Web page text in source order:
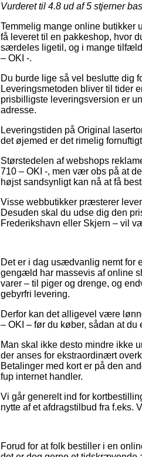
Vurderet til 4.8 ud af 5 stjerner
Temmelig mange online butikker
få leveret til en pakkeshop, hvor
særdeles ligetil, og i mange
– OKI -.
Du burde lige så vel beslutte dig
Leveringsmetoden bliver til tider
prisbilligste leveringsversion er
adresse.
Leveringstiden på Original
det øjemed er det rimelig
Størstedelen af webshops
710 – OKI -, men vær obs på at
højst sandsynligt kan nå at få
Visse webbutikker præsterer
Desuden skal du udse dig den
Frederikshavn eller Skjern – vil
Det er i dag usædvanlig nemt for
gengæld har massevis af online
varer – til piger og drenge, og
gebyrfri levering.
Derfor kan det alligevel være
– OKI – før du køber, sådan at du
Man skal ikke desto mindre ikke
der anses for ekstraordinært
Betalinger med kort er på den
fup internet handler.
Vi går generelt ind for
nytte af et afdragstilbud fra f.eks.
Forud for at folk bestiller i en